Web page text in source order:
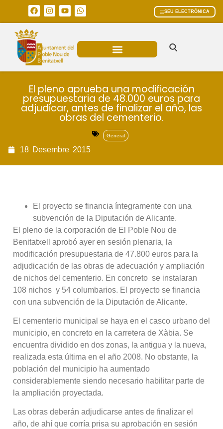
SEU ELECTRÒNICA
El pleno aprueba una modificación
presupuestaria de 48.000 euros para
adjudicar, antes de finalizar el año, las
obras del cementerio.
General
18 Desembre 2015
El proyecto se financia íntegramente con una
subvención de la Diputación de Alicante.
El pleno de la corporación de El Poble Nou de
Benitatxell aprobó ayer en sesión plenaria, la
modificación presupuestaria de 47.800 euros para la
adjudicación de las obras de adecuación y ampliación
de nichos del cementerio. En concreto se instalaran
108 nichos y 54 columbarios. El proyecto se financia
con una subvención de la Diputación de Alicante.
El cementerio municipal se haya en el casco urbano del
municipio, en concreto en la carretera de Xàbia. Se
encuentra dividido en dos zonas, la antigua y la nueva,
realizada esta última en el año 2008. No obstante, la
población del municipio ha aumentado
considerablemente siendo necesario habilitar parte de
la ampliación proyectada.
Las obras deberán adjudicarse antes de finalizar el
año, de ahí que corría prisa su aprobación en sesión